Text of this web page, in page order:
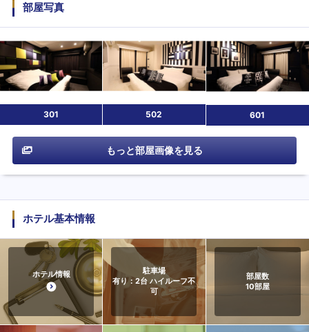
部屋写真
301 502 601
もっと部屋画像を見る
ホテル基本情報
ホテル情報
駐車場
有り：2台 ハイルーフ不
可
部屋数
10部屋